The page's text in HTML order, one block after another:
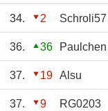
34. 2
36. 36
37. 19 Alsu
37. 9 RG0203